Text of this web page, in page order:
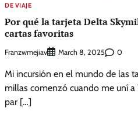
DE VIAJE
Por qué la tarjeta Delta
cartas favoritas
Franzwmejiav March 8, 2025 0
Mi incursión en el mundo de las
millas comenzó cuando me uní a
par […]